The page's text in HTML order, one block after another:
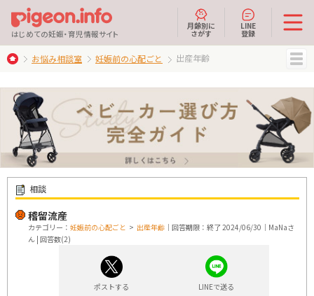
はじめての妊娠・育児情報サイト
月齢別に
さがす
LINE
登録
お悩み相談室 妊娠前の心配ごと 出産年齢
相談
稽留流産
カテゴリー： 妊娠前の心配ごと > 出産年齢 ｜回答期限：終了 2024/06/30｜MaNaさ
ん | 回答数(2)
ポストする LINEで送る